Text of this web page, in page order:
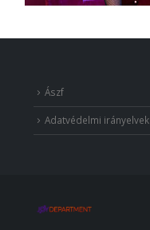
Ászf
Adatvédelmi irányelvek